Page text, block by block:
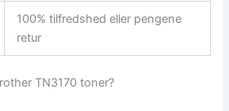
100% tilfredshed eller pengene
retur
TN3170 toner?